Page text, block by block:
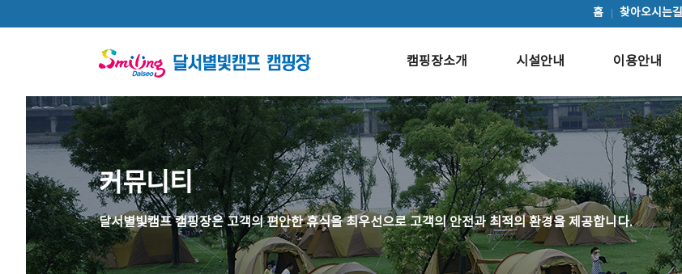
홈 찾아오시는길
캠핑장소개 시설안내 이용안내
커뮤니티
달서별빛캠프 캠핑장은 고객의 편안한 휴식을 최우선으로 고객의 안전과 최적의 환경을 제공합니다.